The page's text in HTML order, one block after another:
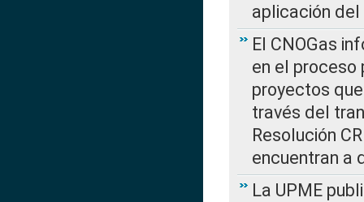
aplicación
El CNOGas
en el proceso
proyectos
través del
Resolución
encuentran a
La UPME